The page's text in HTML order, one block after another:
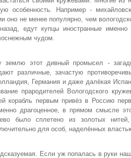
особенность. Например -
оно не менее популярно, чем
едут купцы иностранные именно
чудом.
этот дивный промысел -
различные, зачастую
Германия и даже далёкая
прародителей Вологодского
корабль первым привёз в Россию
драгоценное, в прямом смысле
было сплетено из золотых
для особ, наделённых
Если уж попалась в руки